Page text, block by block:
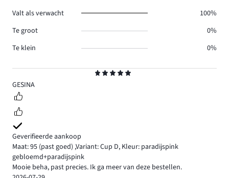
5
GESINA
Geverifieerde aankoop
Maat: 95 (past goed) ,Variant: Cup D, Kleur: paradijspink
gebloemd+paradijspink
Mooie beha, past precies. Ik ga meer van deze bestellen.
Valt als verwacht
100%
Te groot
0%
Te klein
0%